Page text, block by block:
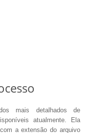
mais detalhados de
atualmente. Ela
a extensão do arquivo